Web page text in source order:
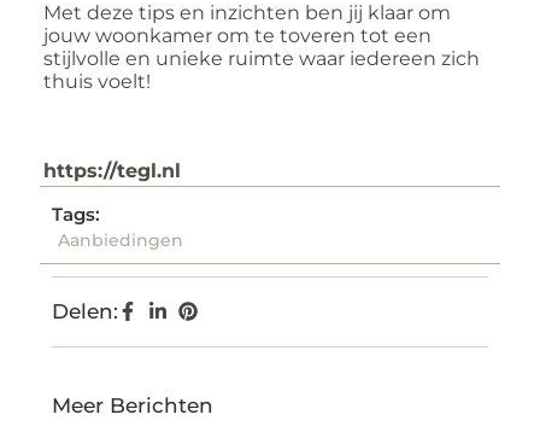
Met deze tips en inzichten ben jij klaar om
jouw woonkamer om te toveren tot een
stijlvolle en unieke ruimte waar iedereen zich
thuis voelt!
https://tegl.nl
Tags:
Aanbiedingen
Delen:
Meer Berichten